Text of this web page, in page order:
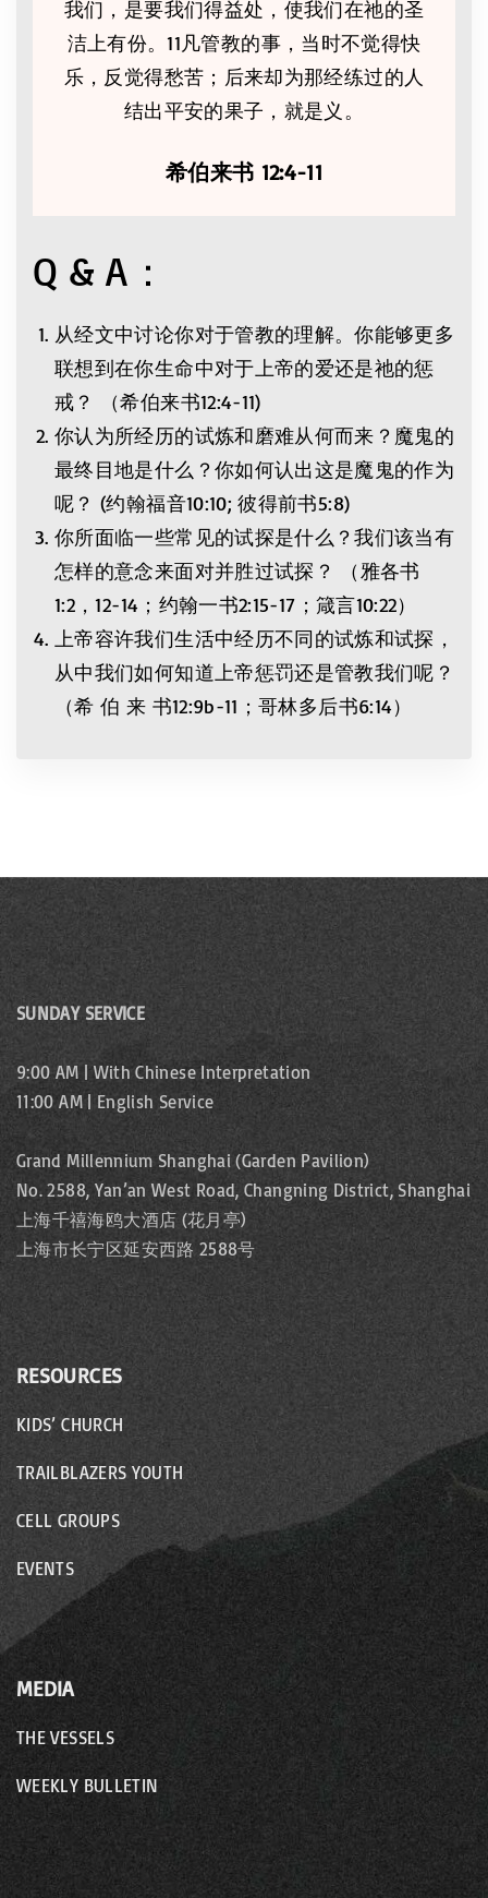
我们，是要我们得益处，使我们在祂的圣
洁上有份。11凡管教的事，当时不觉得快
乐，反觉得愁苦；后来却为那经练过的人
结出平安的果子，就是义。
希伯来书 12:4-11
Q & A：
从经文中讨论你对于管教的理解。你能够更多
联想到在你生命中对于上帝的爱还是祂的惩
戒？ （希伯来书12:4-11)
你认为所经历的试炼和磨难从何而来？魔鬼的
最终目地是什么？你如何认出这是魔鬼的作为
呢？ (约翰福音10:10; 彼得前书5:8)
你所面临一些常见的试探是什么？我们该当有
怎样的意念来面对并胜过试探？ （雅各书
1:2，12-14；约翰一书2:15-17；箴言10:22）
上帝容许我们生活中经历不同的试炼和试探，
从中我们如何知道上帝惩罚还是管教我们呢？
（希 伯 来 书12:9b-11；哥林多后书6:14）
SUNDAY SERVICE
9:00 AM | With Chinese Interpretation
11:00 AM | English Service
Grand Millennium Shanghai (Garden Pavilion)
No. 2588, Yan’an West Road, Changning District, Shanghai
上海千禧海鸥大酒店 (花月亭)
上海市长宁区延安西路 2588号
RESOURCES
KIDS’ CHURCH
TRAILBLAZERS YOUTH
CELL GROUPS
EVENTS
MEDIA
THE VESSELS
WEEKLY BULLETIN